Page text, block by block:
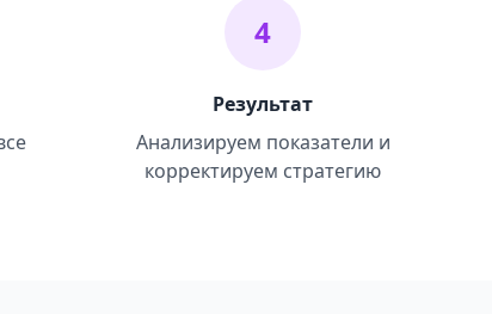
4
Результат
Анализируем показатели и
корректируем стратегию